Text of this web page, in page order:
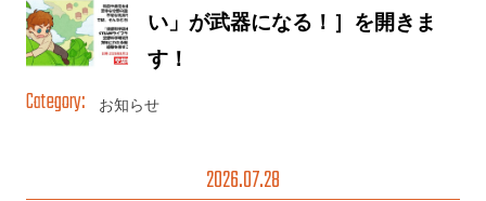
い」が武器になる！］を開きま
す！
お知らせ
2026.07.28